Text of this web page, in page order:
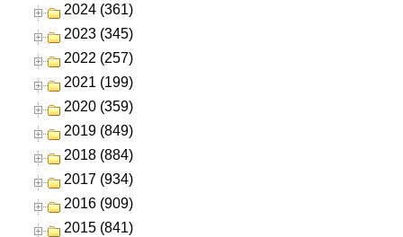
2024 (361)
2023 (345)
2022 (257)
2021 (199)
2020 (359)
2019 (849)
2018 (884)
2017 (934)
2016 (909)
2015 (841)